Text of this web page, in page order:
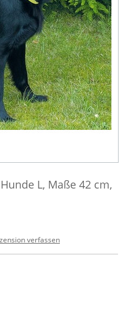
L, Maße 42 cm,
verfassen